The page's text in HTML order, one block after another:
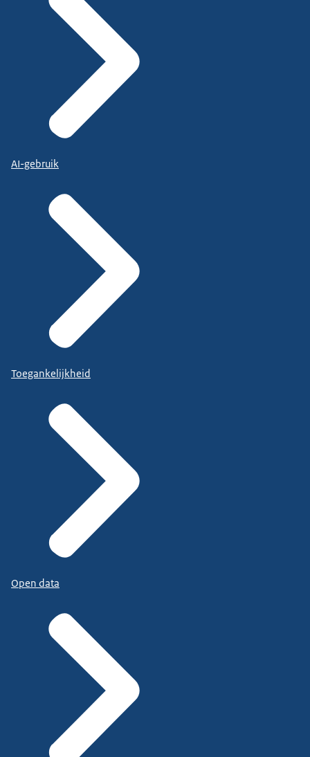
AI-gebruik
Toegankelijkheid
Open data